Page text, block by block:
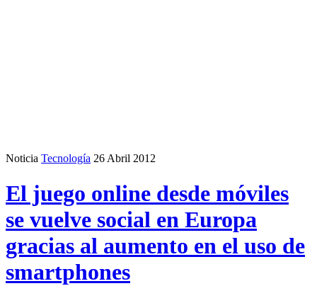
Noticia Tecnología 26 Abril 2012
El juego online desde móviles
se vuelve social en Europa
gracias al aumento en el uso de
smartphones